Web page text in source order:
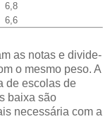
6,8
6,6
as notas e divide-
o mesmo peso. A
de escolas de
baixa são
necessária com a